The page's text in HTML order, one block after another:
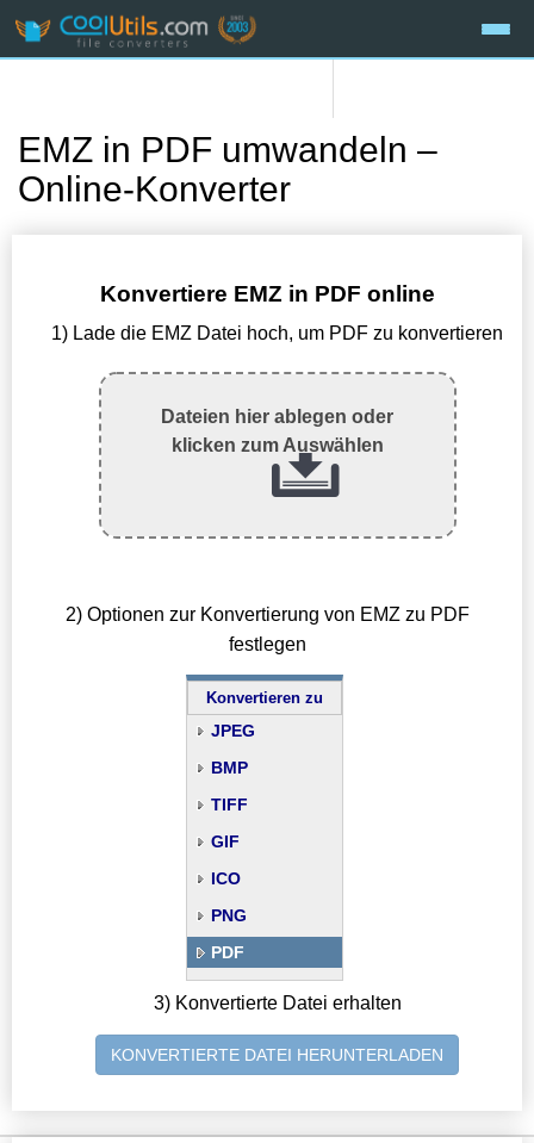
EMZ in PDF umwandeln –
Online-Konverter
Konvertiere EMZ in PDF online
1) Lade die EMZ Datei hoch, um PDF zu konvertieren
Dateien hier ablegen oder
klicken zum Auswählen
2) Optionen zur Konvertierung von EMZ zu PDF
festlegen
Konvertieren zu
JPEG
BMP
TIFF
GIF
ICO
PNG
PDF
3) Konvertierte Datei erhalten
KONVERTIERTE DATEI HERUNTERLADEN